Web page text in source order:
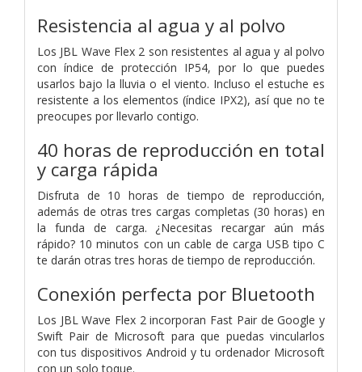
Resistencia al agua y al polvo
Los JBL Wave Flex 2 son resistentes al agua y al polvo
con índice de protección IP54, por lo que puedes
usarlos bajo la lluvia o el viento. Incluso el estuche es
resistente a los elementos (índice IPX2), así que no te
preocupes por llevarlo contigo.
40 horas de reproducción en total
y carga rápida
Disfruta de 10 horas de tiempo de reproducción,
además de otras tres cargas completas (30 horas) en
la funda de carga. ¿Necesitas recargar aún más
rápido? 10 minutos con un cable de carga USB tipo C
te darán otras tres horas de tiempo de reproducción.
Conexión perfecta por Bluetooth
Los JBL Wave Flex 2 incorporan Fast Pair de Google y
Swift Pair de Microsoft para que puedas vincularlos
con tus dispositivos Android y tu ordenador Microsoft
con un solo toque.